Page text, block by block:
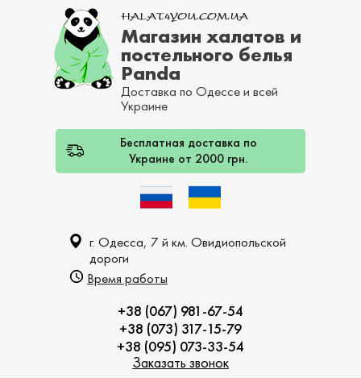
Магазин халатов и
постельного белья
Panda
Доставка по Одессе и всей
Украине
Бесплатная доставка по
Украине от 2000 грн.
г. Одесса, 7 й км. Овидиопольской
дороги
Время работы
+38 (067) 981-67-54
+38 (073) 317-15-79
+38 (095) 073-33-54
Заказать звонок